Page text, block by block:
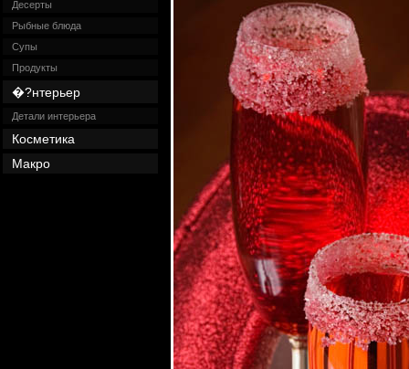
Десерты
Рыбные блюда
Супы
Продукты
�?нтерьер
Детали интерьера
Косметика
Макро